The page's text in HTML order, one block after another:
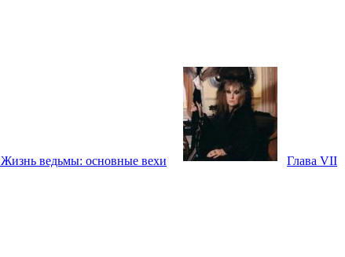
ведьмы: основные вехи
Глава VII